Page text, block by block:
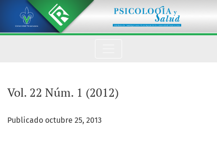
Vol. 22 Núm. 1 (2012): Enero-junio de 2012
Vol. 22 Núm. 1 (2012)
Publicado octubre 25, 2013